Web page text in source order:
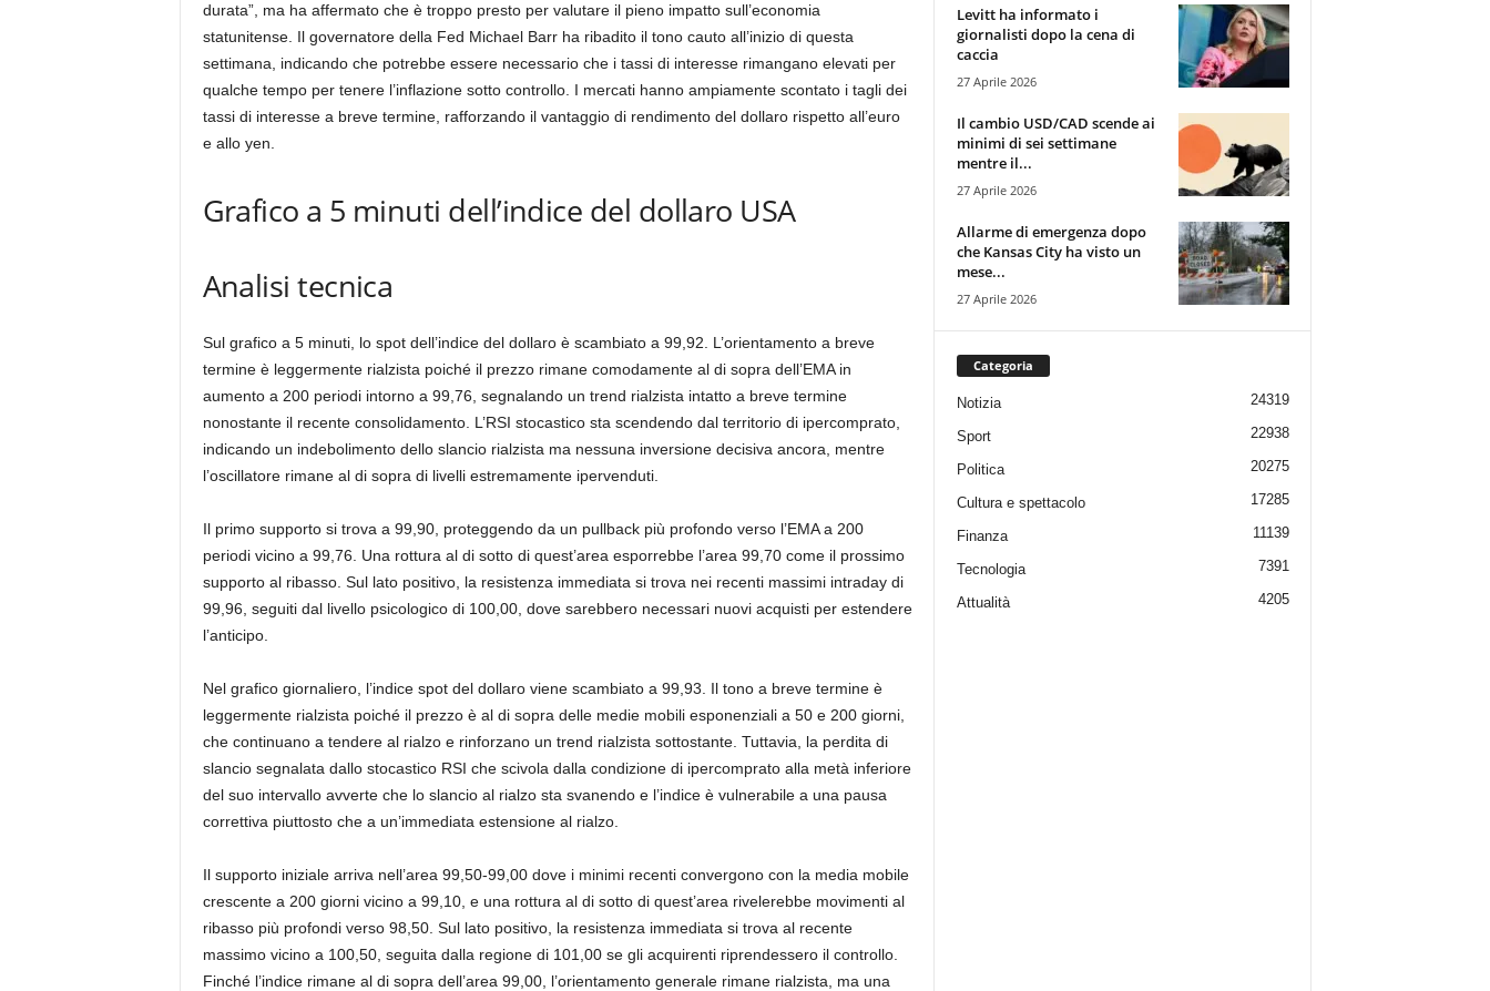
durata”, ma ha affermato che è troppo presto per valutare il pieno impatto sull’economia
statunitense. Il governatore della Fed Michael Barr ha ribadito il tono cauto all’inizio di questa
settimana, indicando che potrebbe essere necessario che i tassi di interesse rimangano elevati per
qualche tempo per tenere l’inflazione sotto controllo. I mercati hanno ampiamente scontato i tagli dei
tassi di interesse a breve termine, rafforzando il vantaggio di rendimento del dollaro rispetto all’euro
e allo yen.
Grafico a 5 minuti dell’indice del dollaro USA
Analisi tecnica
Sul grafico a 5 minuti, lo spot dell’indice del dollaro è scambiato a 99,92. L’orientamento a breve
termine è leggermente rialzista poiché il prezzo rimane comodamente al di sopra dell’EMA in
aumento a 200 periodi intorno a 99,76, segnalando un trend rialzista intatto a breve termine
nonostante il recente consolidamento. L’RSI stocastico sta scendendo dal territorio di ipercomprato,
indicando un indebolimento dello slancio rialzista ma nessuna inversione decisiva ancora, mentre
l’oscillatore rimane al di sopra di livelli estremamente ipervenduti.
Il primo supporto si trova a 99,90, proteggendo da un pullback più profondo verso l’EMA a 200
periodi vicino a 99,76. Una rottura al di sotto di quest’area esporrebbe l’area 99,70 come il prossimo
supporto al ribasso. Sul lato positivo, la resistenza immediata si trova nei recenti massimi intraday di
99,96, seguiti dal livello psicologico di 100,00, dove sarebbero necessari nuovi acquisti per estendere
l’anticipo.
Nel grafico giornaliero, l’indice spot del dollaro viene scambiato a 99,93. Il tono a breve termine è
leggermente rialzista poiché il prezzo è al di sopra delle medie mobili esponenziali a 50 e 200 giorni,
che continuano a tendere al rialzo e rinforzano un trend rialzista sottostante. Tuttavia, la perdita di
slancio segnalata dallo stocastico RSI che scivola dalla condizione di ipercomprato alla metà inferiore
del suo intervallo avverte che lo slancio al rialzo sta svanendo e l’indice è vulnerabile a una pausa
correttiva piuttosto che a un’immediata estensione al rialzo.
Il supporto iniziale arriva nell’area 99,50-99,00 dove i minimi recenti convergono con la media mobile
crescente a 200 giorni vicino a 99,10, e una rottura al di sotto di quest’area rivelerebbe movimenti al
ribasso più profondi verso 98,50. Sul lato positivo, la resistenza immediata si trova al recente
massimo vicino a 100,50, seguita dalla regione di 101,00 se gli acquirenti riprendessero il controllo.
Finché l’indice rimane al di sopra dell’area 99,00, l’orientamento generale rimane rialzista, ma una
Levitt ha informato i
giornalisti dopo la cena di
caccia
27 Aprile 2026
Il cambio USD/CAD scende ai
minimi di sei settimane
mentre il...
27 Aprile 2026
Allarme di emergenza dopo
che Kansas City ha visto un
mese...
27 Aprile 2026
Categoria
Notizia 24319
Sport 22938
Politica 20275
Cultura e spettacolo 17285
Finanza 11139
Tecnologia 7391
Attualità 4205